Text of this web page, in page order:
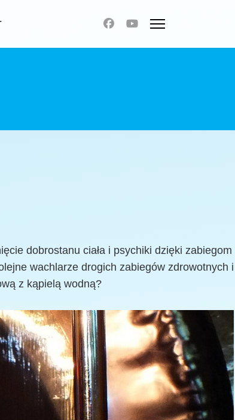
dobrostanu ciała i psychiki dzięki zabiegom
wachlarze drogich zabiegów zdrowotnych i
z kąpielą wodną?